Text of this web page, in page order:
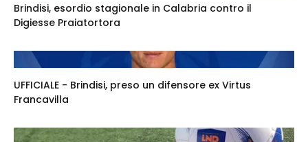
Brindisi, esordio stagionale in Calabria contro il
Digiesse Praiatortora
UFFICIALE - Brindisi, preso un difensore ex Virtus
Francavilla